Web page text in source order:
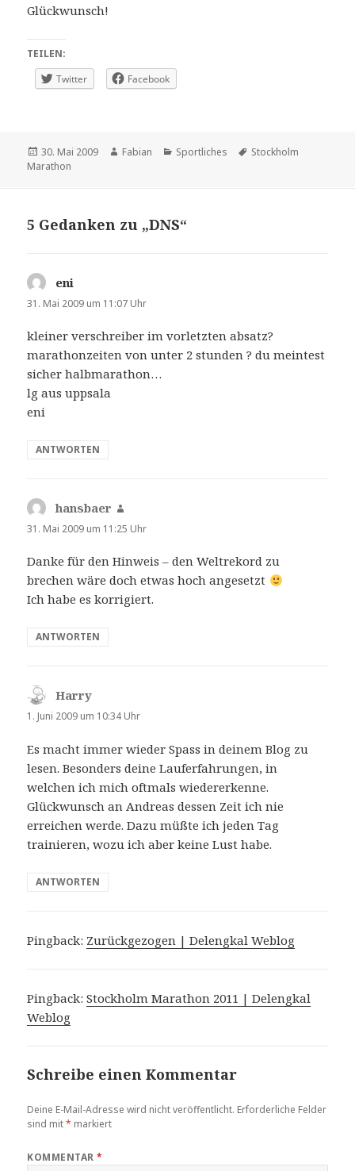
Glückwunsch!
TEILEN:
Twitter
Facebook
Veröffentlicht
am
30. Mai 2009 Autor
Fabian Kategorien
Sportliches Schlagwörter
Stockholm
Marathon
5 Gedanken zu „DNS“
eni
31. Mai 2009 um 11:07 Uhr
kleiner verschreiber im vorletzten absatz?
marathonzeiten von unter 2 stunden ? du meintest
sicher halbmarathon…
lg aus uppsala
eni
ANTWORTEN
hansbaer
31. Mai 2009 um 11:25 Uhr
Danke für den Hinweis – den Weltrekord zu
brechen wäre doch etwas hoch angesetzt
Ich habe es korrigiert.
ANTWORTEN
Harry
1. Juni 2009 um 10:34 Uhr
Es macht immer wieder Spass in deinem Blog zu
lesen. Besonders deine Lauferfahrungen, in
welchen ich mich oftmals wiedererkenne.
Glückwunsch an Andreas dessen Zeit ich nie
erreichen werde. Dazu müßte ich jeden Tag
trainieren, wozu ich aber keine Lust habe.
ANTWORTEN
Pingback: Zurückgezogen | Delengkal Weblog
Pingback:Stockholm Marathon 2011 | Delengkal
Weblog
Schreibe einen Kommentar
Deine E-Mail-Adresse wird nicht veröffentlicht. Erforderliche Felder
sind mit* markiert
KOMMENTAR*